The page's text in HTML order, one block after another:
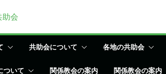
共助会について 各地の共助会
ついて 関係教会の案内 関係教会の案内